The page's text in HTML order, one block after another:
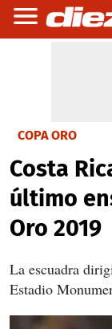
COPA ORO
Costa
último
Oro 2019
La escuadra
Estadio